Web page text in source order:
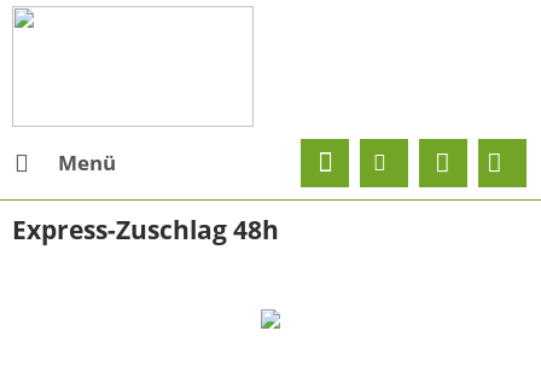
Menü
Express-Zuschlag 48h